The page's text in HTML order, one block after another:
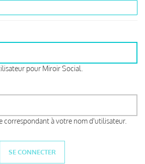
pour Miroir Social.
correspondant à votre nom d'utilisateur.